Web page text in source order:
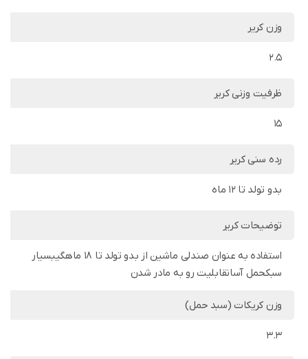
وزن کریر
2.5
ظرفیت وزنی کریر
15
رده سنی کریر
بدو تولد تا 12 ماه
توضیحات کریر
استفاده به عنوان صندلی ماشین از بدو تولد تا 18 ماهگیبسیار
سبکحمل آسانقابلیت رو به مادر شدن
وزن کریکات (سبد حمل)
3.3